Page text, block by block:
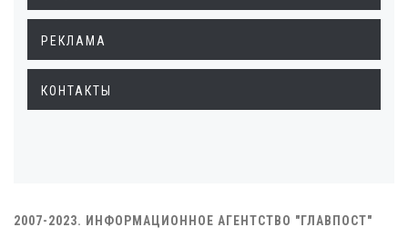
РЕКЛАМА
КОНТАКТЫ
2007-2023. ИНФОРМАЦИОННОЕ АГЕНТСТВО "ГЛАВПОСТ"